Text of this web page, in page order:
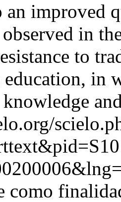
an improved
in
to
in
como